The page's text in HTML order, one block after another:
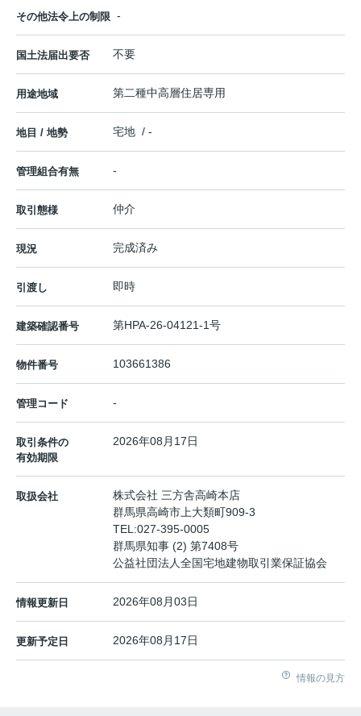
その他法令上の制限 -
国土法届出要否 不要
用途地域 第二種中高層住居専用
地目 / 地勢 宅地 / -
管理組合有無 -
取引態様 仲介
現況 完成済み
引渡し 即時
建築確認番号 第HPA-26-04121-1号
物件番号 103661386
管理コード -
取引条件の
有効期限
2026年08月17日
取扱会社
株式会社 三方舎高崎本店
群馬県高崎市上大類町909-3
TEL:027-395-0005
群馬県知事 (2) 第7408号
公益社団法人全国宅地建物取引業保証協会
情報更新日 2026年08月03日
更新予定日 2026年08月17日
情報の見方